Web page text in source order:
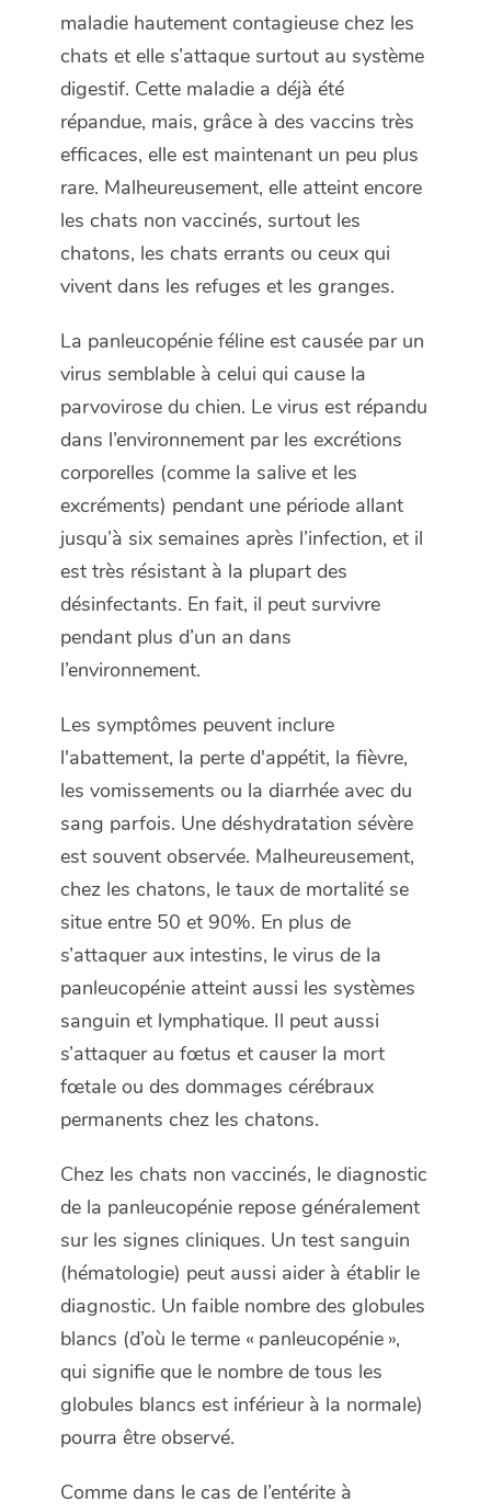
maladie hautement contagieuse chez les
chats et elle s’attaque surtout au système
digestif. Cette maladie a déjà été
répandue, mais, grâce à des vaccins très
efficaces, elle est maintenant un peu plus
rare. Malheureusement, elle atteint encore
les chats non vaccinés, surtout les
chatons, les chats errants ou ceux qui
vivent dans les refuges et les granges.
La panleucopénie féline est causée par un
virus semblable à celui qui cause la
parvovirose du chien. Le virus est répandu
dans l’environnement par les excrétions
corporelles (comme la salive et les
excréments) pendant une période allant
jusqu’à six semaines après l’infection, et il
est très résistant à la plupart des
désinfectants. En fait, il peut survivre
pendant plus d’un an dans
l’environnement.
Les symptômes peuvent inclure
l'abattement, la perte d'appétit, la fièvre,
les vomissements ou la diarrhée avec du
sang parfois. Une déshydratation sévère
est souvent observée. Malheureusement,
chez les chatons, le taux de mortalité se
situe entre 50 et 90%. En plus de
s’attaquer aux intestins, le virus de la
panleucopénie atteint aussi les systèmes
sanguin et lymphatique. Il peut aussi
s’attaquer au fœtus et causer la mort
fœtale ou des dommages cérébraux
permanents chez les chatons.
Chez les chats non vaccinés, le diagnostic
de la panleucopénie repose généralement
sur les signes cliniques. Un test sanguin
(hématologie) peut aussi aider à établir le
diagnostic. Un faible nombre des globules
blancs (d’où le terme « panleucopénie »,
qui signifie que le nombre de tous les
globules blancs est inférieur à la normale)
pourra être observé.
Comme dans le cas de l’entérite à